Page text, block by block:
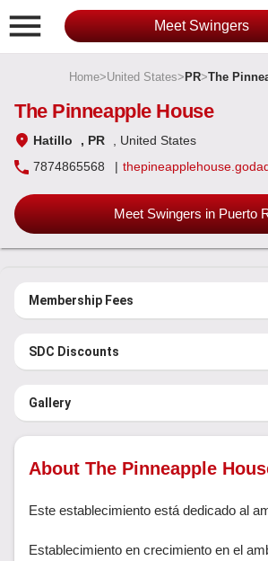
 Meet Swingers
Home>United States> PR>The
The Pinneapple House
Hatillo , PR
, United States
7874865568
|
Meet Swingers in Puerto
Membership Fees
SDC Discounts
Gallery
About The Pinneapple
Este establecimiento está dedicado al
Establecimiento en crecimiento en el